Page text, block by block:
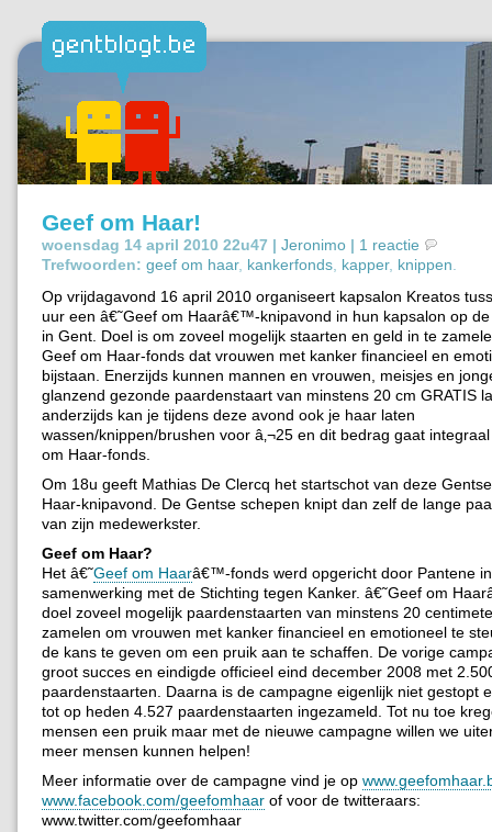
Geef om Haar!
woensdag 14 april 2010 22u47 | Jeronimo | 1 reactie
Trefwoorden: geef om haar, kankerfonds kapper, knippen
Op vrijdagavond 16 april 2010 organiseert kapsalon Kreatos
uur een â€˜Geef om Haarâ€™-knipavond in hun kapsalon op
in Gent. Doel is om zoveel mogelijk staarten en geld in te
Geef om Haar-fonds dat vrouwen met kanker financieel en
bijstaan. Enerzijds kunnen mannen en vrouwen, meisjes en
glanzend gezonde paardenstaart van minstens 20 cm GRATIS
anderzijds kan je tijdens deze avond ook je haar laten
wassen/knippen/brushen voor â‚¬25 en dit bedrag gaat
om Haar-fonds.
Om 18u geeft Mathias De Clercq het startschot van deze
Haar-knipavond. De Gentse schepen knipt dan zelf de lange
van zijn medewerkster.
Geef om Haar?
Het â€˜Geef om Haarâ€™-fonds werd opgericht door Pantene in
samenwerking met de Stichting tegen Kanker. â€˜Geef om
doel zoveel mogelijk paardenstaarten van minstens 20
zamelen om vrouwen met kanker financieel en emotioneel te
de kans te geven om een pruik aan te schaffen. De vorige
groot succes en eindigde officieel eind december 2008 met
paardenstaarten. Daarna is de campagne eigenlijk niet gestopt
tot op heden 4.527 paardenstaarten ingezameld. Tot nu toe
mensen een pruik maar met de nieuwe campagne willen we
meer mensen kunnen helpen!
Meer informatie over de campagne vind je op
www.facebook.com/geefomhaar of voor de twitteraars:
www.twitter.com/geefomhaar